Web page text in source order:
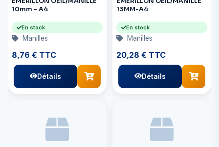
10mm - A4
En stock
Manilles
8,76 € TTC
Détails
13MM-A4
En stock
Manilles
20,28 € TTC
Détails